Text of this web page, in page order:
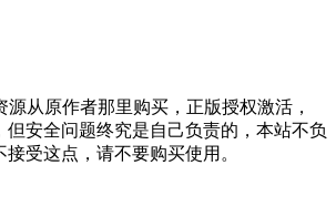
源从原作者那里购买，正版授权激活，
但安全问题终究是自己负责的，本站不负
受这点，请不要购买使用。